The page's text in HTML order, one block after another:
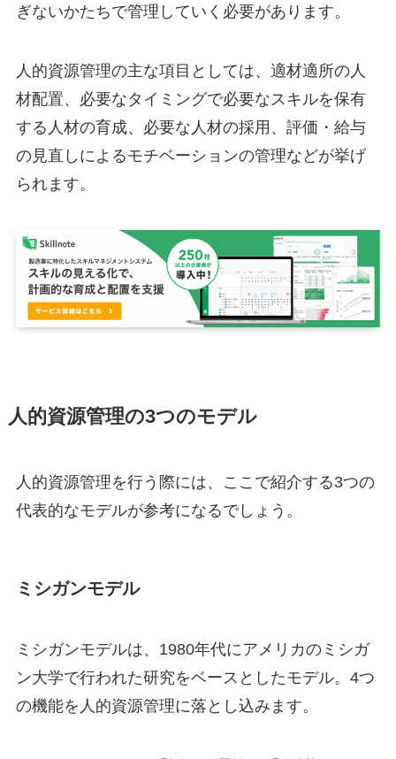
ぎないかたちで管理していく必要があります。
人的資源管理の主な項目としては、適材適所の人
材配置、必要なタイミングで必要なスキルを保有
する人材の育成、必要な人材の採用、評価・給与
の見直しによるモチベーションの管理などが挙げ
られます。
人的資源管理の3つのモデル
人的資源管理を行う際には、ここで紹介する3つの
代表的なモデルが参考になるでしょう。
ミシガンモデル
ミシガンモデルは、1980年代にアメリカのミシガ
ン大学で行われた研究をベースとしたモデル。4つ
の機能を人的資源管理に落とし込みます。